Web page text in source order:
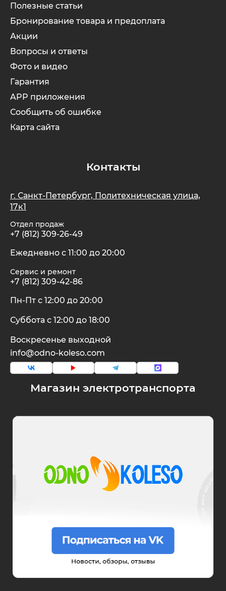
Магазин электротранспорта
Полезные статьи
Бронирование товара и предоплата
Акции
Вопросы и ответы
Фото и видео
Гарантия
APP приложения
Сообщить об ошибке
Карта сайта
Контакты
г. Санкт-Петербург, Политехническая улица,
17к1
Отдел продаж
+7 (812) 309-26-49
Ежедневно с 11:00 до 20:00
Сервис и ремонт
+7 (812) 309-42-86
Пн-Пт с 12:00 до 20:00
Суббота с 12:00 до 18:00
Воскресенье выходной
info@odno-koleso.com